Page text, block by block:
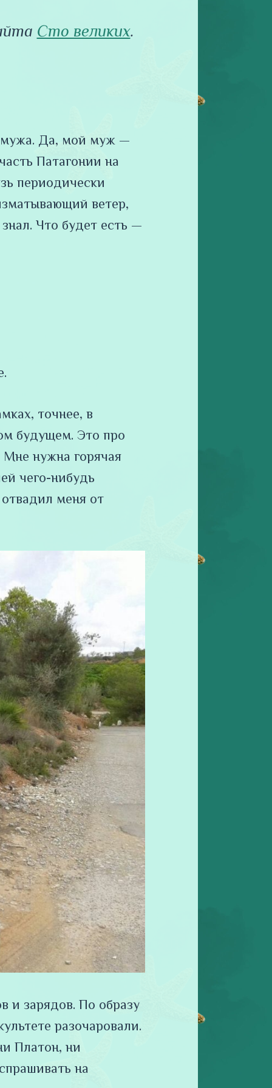
Сто великих.
мужа. Да, мой муж —
Патагонии на
периодически
ветер,
Что будет есть —
точнее, в
будущем. Это про
Мне нужна горячая
чего-нибудь
меня от
и зарядов. По образу
разочаровали.
Платон, ни
на